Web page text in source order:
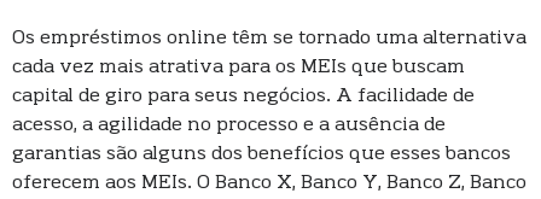
Os empréstimos online têm se tornado uma alternativa
cada vez mais atrativa para os MEIs que buscam
capital de giro para seus negócios. A facilidade de
acesso, a agilidade no processo e a ausência de
garantias são alguns dos benefícios que esses bancos
oferecem aos MEIs. O Banco X, Banco Y, Banco Z, Banco